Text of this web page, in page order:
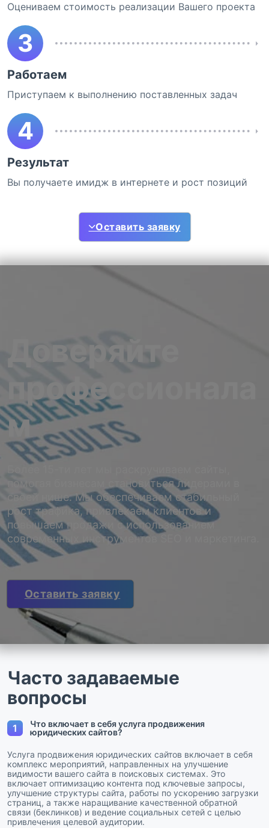
Оцениваем стоимость реализации Вашего проекта
3
Работаем
Приступаем к выполнению поставленных задач
4
Результат
Вы получаете имидж в интернете и рост позиций
Оставить заявку
Доверяйте
профессионала
м
помогая бизнесам становиться лидерами в
своей нише. Мы обеспечиваем стабильный
рост трафика, привлекаем клиентов и
повышаем продажи с использованием
современных инструментов SEO и маркетинга.
Оставить заявку
Часто задаваемые
вопросы
1
Что включает в себя услуга продвижения
юридических сайтов?
Услуга продвижения юридических сайтов включает в себя
комплекс мероприятий, направленных на улучшение
видимости вашего сайта в поисковых системах. Это
включает оптимизацию контента под ключевые запросы,
улучшение структуры сайта, работы по ускорению загрузки
страниц, а также наращивание качественной обратной
связи (беклинков) и ведение социальных сетей с целью
привлечения целевой аудитории.